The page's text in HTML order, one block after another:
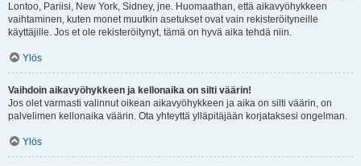
Lontoo, Pariisi, New York, Sidney, jne. Huomaathan, että aikavyöhykkeen
vaihtaminen, kuten monet muutkin asetukset ovat vain rekisteröityneille
käyttäjille. Jos et ole rekisteröitynyt, tämä on hyvä aika tehdä niin.
Ylös
Vaihdoin aikavyöhykkeen ja kellonaika on silti väärin!
Jos olet varmasti valinnut oikean aikavyöhykkeen ja aika on silti väärin, on
palvelimen kellonaika väärin. Ota yhteyttä ylläpitäjään korjataksesi ongelman.
Ylös